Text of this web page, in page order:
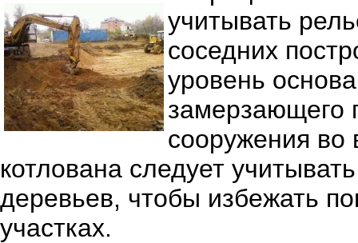
учитывать
соседних
уровень
замерзающего
сооружения во
котлована следует
деревьев, чтобы избежать
участках.